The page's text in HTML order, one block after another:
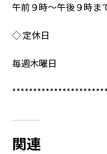
午前９時〜午後９時ま
◇ 定休日
毎週木曜日
関連